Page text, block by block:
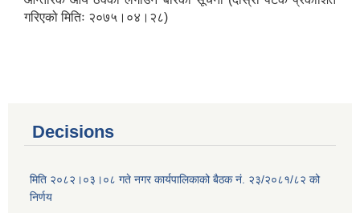
गरिएको मितिः २०७५।०४।२८)
Decisions
मिति २०८२।०३।०८ गते नगर कार्यपालिकाको बैठक नं. २३/२०८१/८२ को
निर्णय